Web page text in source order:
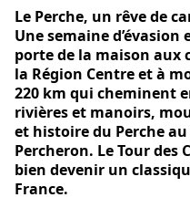
Le Perche, un rêve de
Une semaine
porte de la maison aux
la Région Centre et à
220 km qui cheminent
rivières et manoirs,
et histoire du Perche
Percheron. Le Tour des
bien devenir un
France.